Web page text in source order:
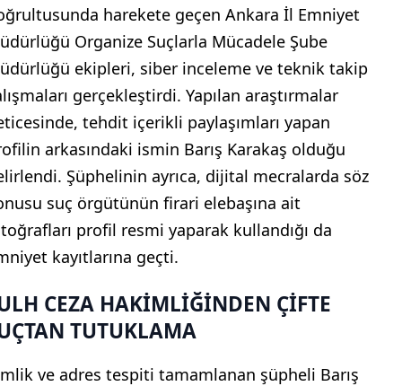
harekete geçen Ankara İl Emniyet
Organize Suçlarla Mücadele Şube
ekipleri, siber inceleme ve teknik takip
gerçekleştirdi. Yapılan araştırmalar
tehdit içerikli paylaşımları yapan
arkasındaki ismin Barış Karakaş olduğu
Şüphelinin ayrıca, dijital mecralarda söz
suç örgütünün firari elebaşına ait
profil resmi yaparak kullandığı da
kayıtlarına geçti.
CEZA HAKİMLİĞİNDEN ÇİFTE
TUTUKLAMA
ve adres tespiti tamamlanan şüpheli Barış